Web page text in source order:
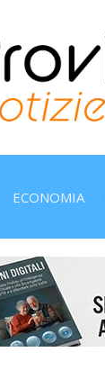
ECONOMIA